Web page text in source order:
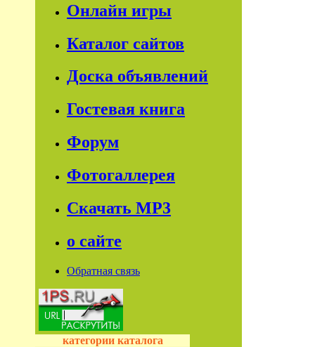
Онлайн игры
Каталог сайтов
Доска объявлений
Гостевая книга
Форум
Фотогаллерея
Скачать МР3
о сайте
Обратная связь
категории каталога